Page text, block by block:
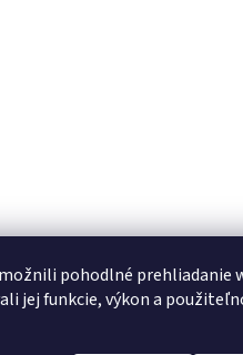
pohodlné prehliadanie
jej funkcie, výkon a